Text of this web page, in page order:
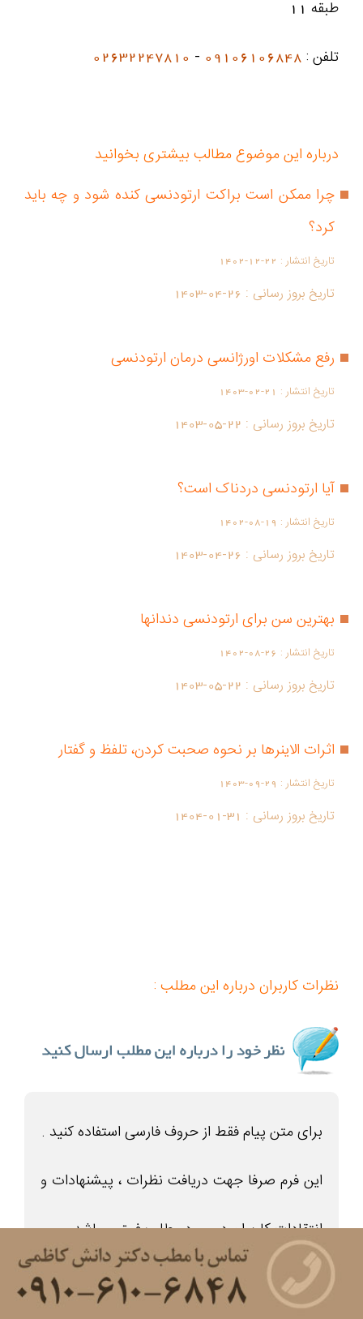
طبقه 11
تلفن : 09106106848
-
02632247810
درباره این موضوع مطالب بیشتری بخوانید
چرا ممکن است براکت ارتودنسی کنده شود و چه باید
کرد؟
تاریخ انتشار : 1402-12-22
تاریخ بروز رسانی : 1403-04-26
رفع مشکلات اورژانسی درمان ارتودنسی
تاریخ انتشار : 1403-02-21
تاریخ بروز رسانی : 1403-05-22
آیا ارتودنسی دردناک است؟
تاریخ انتشار : 1402-08-19
تاریخ بروز رسانی : 1403-04-26
بهترین سن برای ارتودنسی دندانها
تاریخ انتشار : 1402-08-26
تاریخ بروز رسانی : 1403-05-22
اثرات الاینرها بر نحوه صحبت کردن، تلفظ و گفتار
تاریخ انتشار : 1403-09-29
تاریخ بروز رسانی : 1404-01-31
نظرات کاربران درباره این مطلب :
برای متن پیام فقط از حروف فارسی استفاده کنید .
این فرم صرفا جهت دریافت نظرات ، پیشنهادات و
انتقادات کاربران در مورد مطلب فوق میباشد .
به سوالات پزشکی در این بخش پاسخ داده